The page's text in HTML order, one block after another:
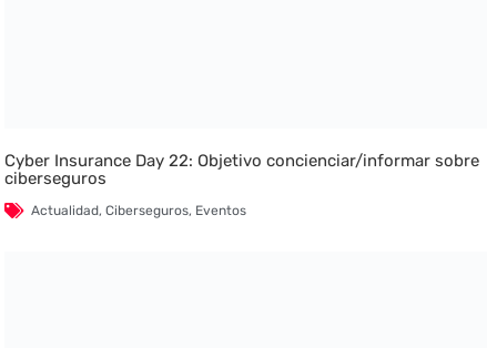
Cyber Insurance Day 22: Objetivo concienciar/informar sobre
ciberseguros
Actualidad,Ciberseguros, Eventos